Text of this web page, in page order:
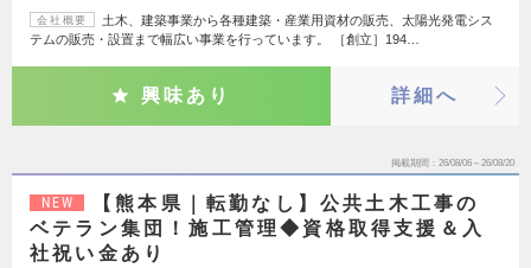
会社概要
土木、建築事業から各種建築・産業用資材の販売、太陽光発電シス
テムの販売・設置まで幅広い事業を行っています。 ［創立］194…
興味あり 詳細へ
掲載期間 26/08/06～26/08/20
NEW
【熊本県｜転勤なし】公共土木工事の
ベテラン集団！施工管理◆資格取得支援＆入
社祝い金あり